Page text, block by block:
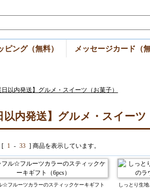
ピング（無料） メッセージカード（無
日以内発送】グルメ・スイーツ（お菓子）
以内発送】グルメ・スイーツ
[ 1 - 33 ] 商品を表示しています。
☆フルーツカラーのスティックケーキギフト しっとり生